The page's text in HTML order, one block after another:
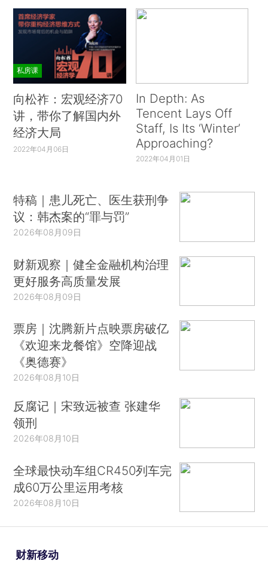
私房课
向松祚：宏观经济70
讲，带你了解国内外
经济大局
2022年04月06日
In Depth: As
Tencent Lays Off
Staff, Is Its ‘Winter’
Approaching?
2022年04月01日
特稿｜患儿死亡、医生获刑争
议：韩杰案的“罪与罚”
2026年08月09日
财新观察｜健全金融机构治理
更好服务高质量发展
2026年08月09日
票房｜沈腾新片点映票房破亿
《欢迎来龙餐馆》空降迎战
《奥德赛》
2026年08月10日
反腐记｜宋致远被查 张建华
领刑
2026年08月10日
全球最快动车组CR450列车完
成60万公里运用考核
2026年08月10日
财新移动